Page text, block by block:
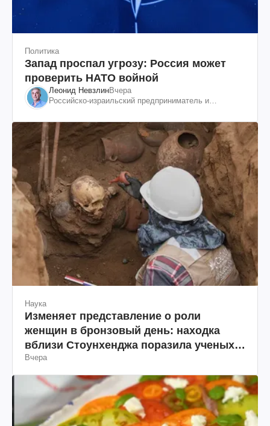
Политика
Запад проспал угрозу: Россия может
проверить НАТО войной
Леонид НевзлинВчера
Российско-израильский предприниматель и
"ЮКОСа"
Наука
Изменяет представление о роли
женщин в бронзовый день: находка
вблизи Стоунхенджа поразила ученых
(фото)
Вчера